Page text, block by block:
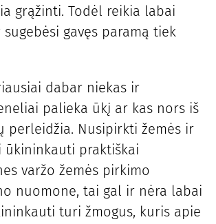
grąžinti. Todėl reikia labai
gavęs paramą tiek
dabar niekas ir
palieka ūkį ar kas nors iš
perleidžia. Nusipirkti žemės ir
ūkininkauti praktiškai
varžo žemės pirkimo
nuomone, tai gal ir nėra labai
turi žmogus, kuris apie